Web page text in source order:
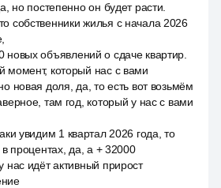
но постепенно он будет расти.
собственники жилья с начала 2026
новых объявлений о сдаче квартир.
момент, который нас с вами
новая доля, да, то есть вот возьмём
там год, который у нас с вами
увидим 1 квартал 2026 года, то
процентах, да, а + 32000
нас идёт активный прирост